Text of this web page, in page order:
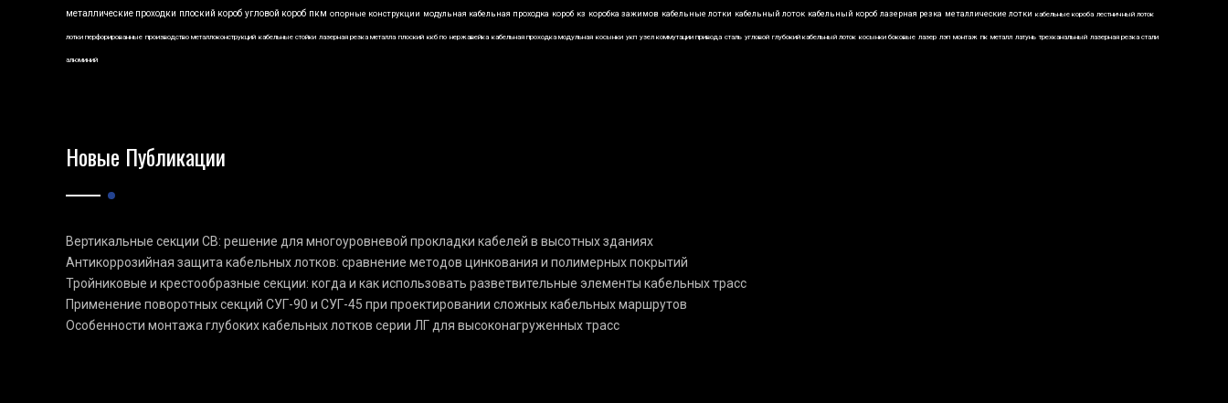
металлические проходки плоский короб угловой короб пкм опорные конструкции модульная кабельная проходка короб кз коробка зажимов кабельные лотки кабельный лоток кабельный короб лазерная резка металлические лотки кабельные короба лестничный лоток
лотки перфорированные производство металлоконструкций кабельные стойки лазерная резка металла плоский ккб по нержавейка кабельная проходка модульная косынки укп узел коммутации привода сталь угловой глубокий кабельный лоток косынки боковые лазер лэп монтаж пк металл латунь трехканальный лазерная резка стали
алюминий
Новые Публикации
Вертикальные секции СВ: решение для многоуровневой прокладки кабелей в высотных зданиях
Антикоррозийная защита кабельных лотков: сравнение методов цинкования и полимерных покрытий
Тройниковые и крестообразные секции: когда и как использовать разветвительные элементы кабельных трасс
Применение поворотных секций СУГ-90 и СУГ-45 при проектировании сложных кабельных маршрутов
Особенности монтажа глубоких кабельных лотков серии ЛГ для высоконагруженных трасс